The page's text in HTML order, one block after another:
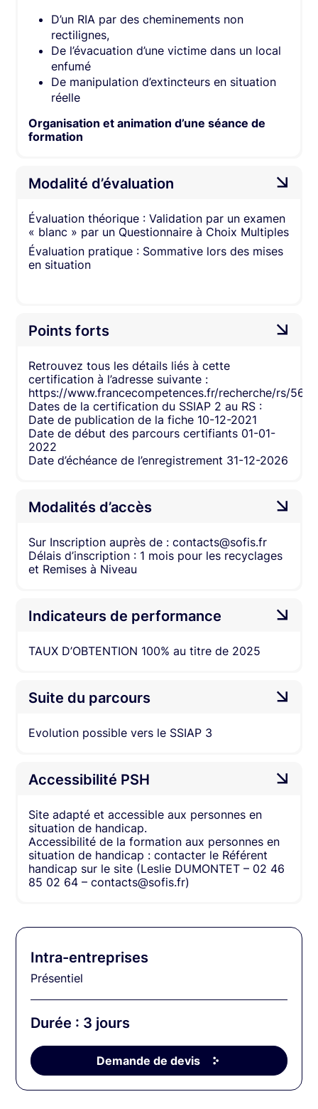
D’un RIA par des cheminements non
rectilignes,​
De l’évacuation d’une victime dans un local
enfumé ​
De manipulation d’extincteurs en situation
réelle​
Organisation et animation d’une séance de
formation​
Modalité d’évaluation
Évaluation théorique : Validation par un examen
« blanc » par un Questionnaire à Choix Multiples​
Évaluation pratique : ​Sommative lors des mises
en situation​
Points forts
Retrouvez tous les détails liés à cette
certification à l’adresse suivante :
https://www.francecompetences.fr/recherche/rs/
Dates de la certification du SSIAP 2 au RS :
Date de publication de la fiche 10-12-2021
Date de début des parcours certifiants 01-01-
2022
Date d’échéance de l’enregistrement 31-12-2026
Modalités d’accès
Sur Inscription auprès de : contacts@sofis.fr
Délais d’inscription : 1 mois pour les recyclages
et Remises à Niveau
Indicateurs de performance
TAUX D’OBTENTION 100% au titre de 2025
Suite du parcours
Evolution possible vers le SSIAP 3
Accessibilité PSH
Site adapté et accessible aux personnes en
situation de handicap.
Accessibilité de la formation aux personnes en
situation de handicap : contacter le Référent
handicap sur le site (Leslie DUMONTET – 02 46
85 02 64 – contacts@sofis.fr)
Intra-entreprises
Présentiel
Durée : 3 jours
Demande de devis